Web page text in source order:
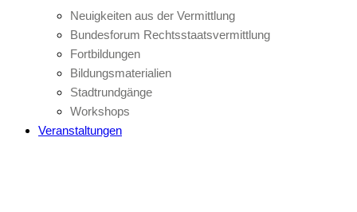
Neuigkeiten aus der Vermittlung
Bundesforum Rechtsstaatsvermittlung
Fortbildungen
Bildungsmaterialien
Stadtrundgänge
Workshops
Veranstaltungen